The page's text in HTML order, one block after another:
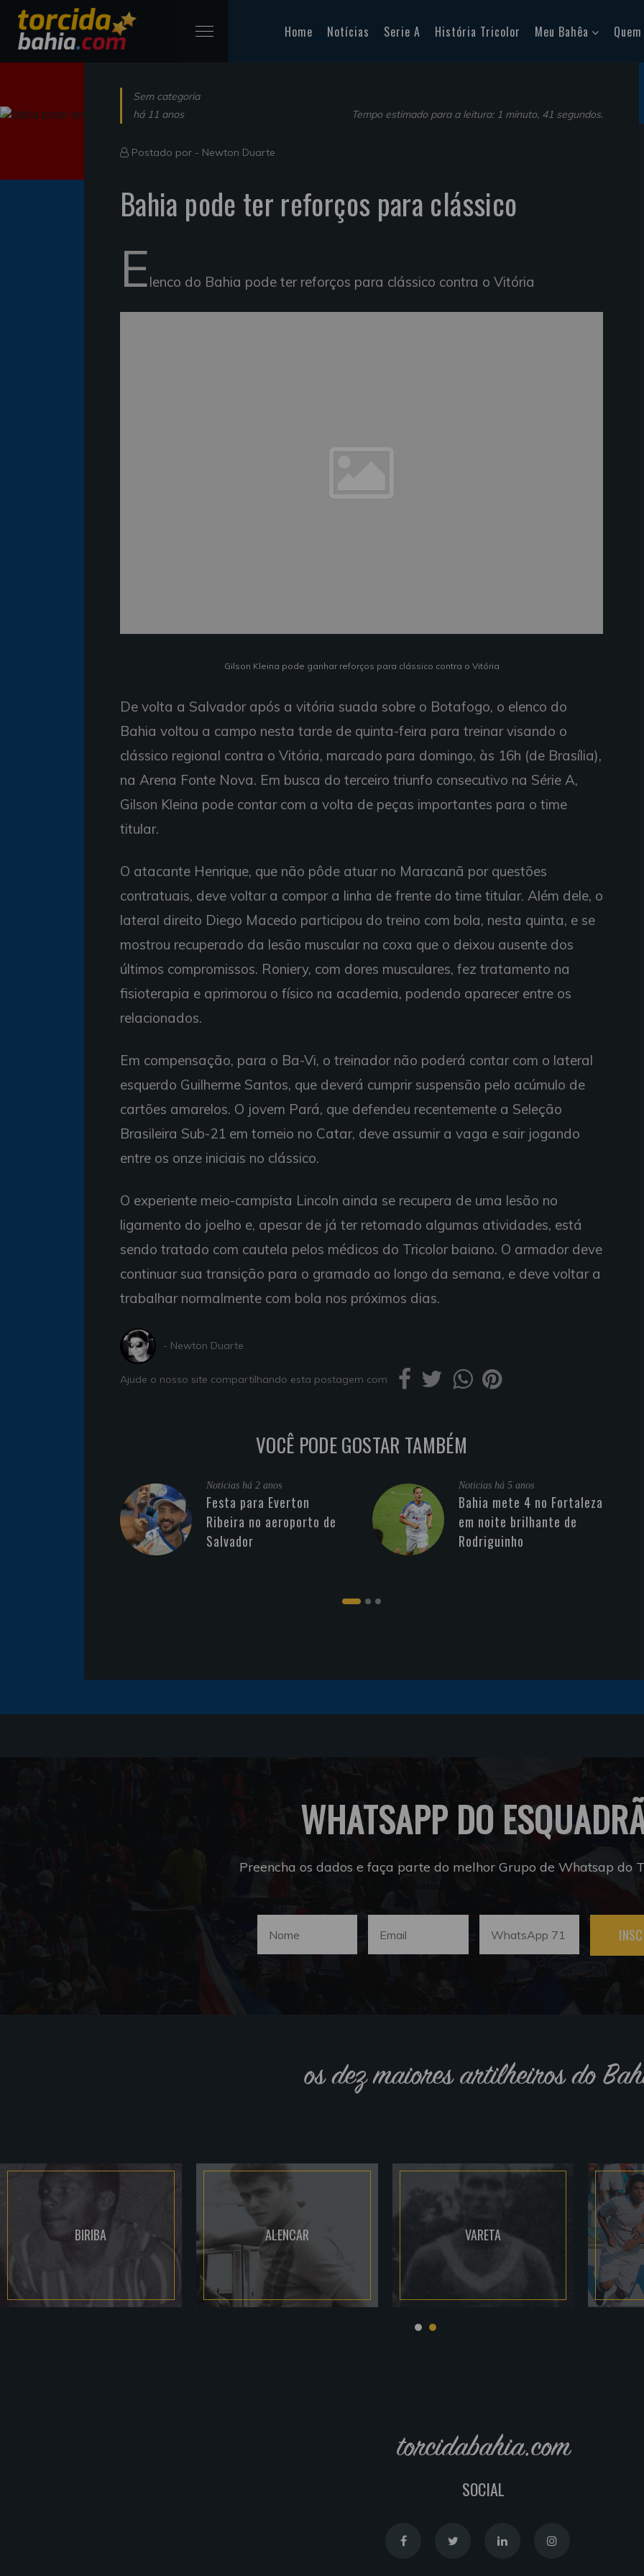
Home Notícias Serie A História Tricolor Meu Bahêa
Sem categoria
há 11 anos
Tempo estimado para a leitura: 1 minuto, 41 segundos.
Postado por - Newton Duarte
Bahia pode ter reforços para clássico
Elenco do Bahia pode ter reforços para clássico contra o Vitória
Gilson Kleina pode ganhar reforços para clássico contra o Vitória
De volta a Salvador após a vitória suada sobre o Botafogo, o elenco do
Bahia voltou a campo nesta tarde de quinta-feira para treinar visando o
clássico regional contra o Vitória, marcado para domingo, às 16h (de Brasília),
na Arena Fonte Nova. Em busca do terceiro triunfo consecutivo na Série A,
Gilson Kleina pode contar com a volta de peças importantes para o time
titular.
O atacante Henrique, que não pôde atuar no Maracanã por questões
contratuais, deve voltar a compor a linha de frente do time titular. Além dele, o
lateral direito Diego Macedo participou do treino com bola, nesta quinta, e se
mostrou recuperado da lesão muscular na coxa que o deixou ausente dos
últimos compromissos. Roniery, com dores musculares, fez tratamento na
fisioterapia e aprimorou o físico na academia, podendo aparecer entre os
relacionados.
Em compensação, para o Ba-Vi, o treinador não poderá contar com o lateral
esquerdo Guilherme Santos, que deverá cumprir suspensão pelo acúmulo de
cartões amarelos. O jovem Pará, que defendeu recentemente a Seleção
Brasileira Sub-21 em torneio no Catar, deve assumir a vaga e sair jogando
entre os onze iniciais no clássico.
O experiente meio-campista Lincoln ainda se recupera de uma lesão no
ligamento do joelho e, apesar de já ter retomado algumas atividades, está
sendo tratado com cautela pelos médicos do Tricolor baiano. O armador deve
continuar sua transição para o gramado ao longo da semana, e deve voltar a
trabalhar normalmente com bola nos próximos dias.
- Newton Duarte
Ajude o nosso site compartilhando esta postagem com
VOCÊ PODE GOSTAR TAMBÉM
Noticias há 2 anos
Festa para Everton
Ribeira no aeroporto de
Salvador
Noticias há 5 anos
Bahia mete 4 no Fortaleza
em noite brilhante de
Rodriguinho
WHATSAPP DO
Preencha os dados e faça parte do melhor Grupo de Whatsap do
os dez maiores artilheiros do
BIRIBA ALENCAR VARETA
torcidabahia.com
SOCIAL